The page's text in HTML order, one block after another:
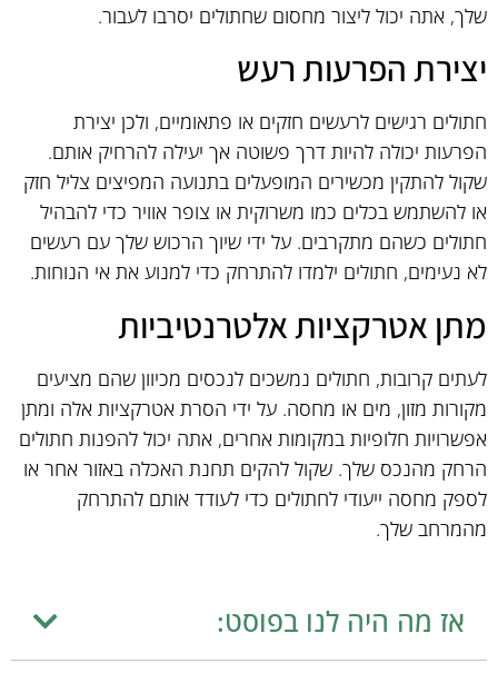
שלך, אתה יכול ליצור מחסום שחתולים יסרבו לעבור.
יצירת הפרעות רעש
חתולים רגישים לרעשים חזקים או פתאומיים, ולכן יצירת
הפרעות יכולה להיות דרך פשוטה אך יעילה להרחיק אותם.
שקול להתקין מכשירים המופעלים בתנועה המפיצים צליל חזק
או להשתמש בכלים כמו משרוקית או צופר אוויר כדי להבהיל
חתולים כשהם מתקרבים. על ידי שיוך הרכוש שלך עם רעשים
לא נעימים, חתולים ילמדו להתרחק כדי למנוע את אי הנוחות.
מתן אטרקציות אלטרנטיביות
לעתים קרובות, חתולים נמשכים לנכסים מכיוון שהם מציעים
מקורות מזון, מים או מחסה. על ידי הסרת אטרקציות אלה ומתן
אפשרויות חלופיות במקומות אחרים, אתה יכול להפנות חתולים
הרחק מהנכס שלך. שקול להקים תחנת האכלה באזור אחר או
לספק מחסה ייעודי לחתולים כדי לעודד אותם להתרחק
מהמרחב שלך.
אז מה היה לנו בפוסט: